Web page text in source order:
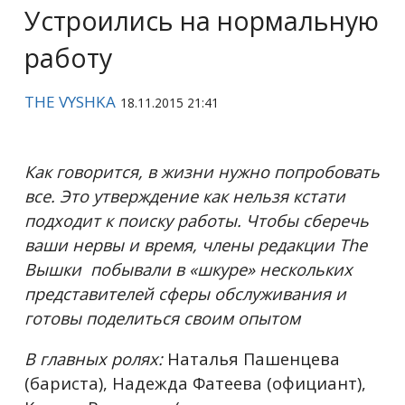
Устроились на нормальную
работу
THE VYSHKA 18.11.2015 21:41
Как говорится, в жизни нужно попробовать
все. Это утверждение как нельзя кстати
подходит к поиску работы. Чтобы сберечь
ваши нервы и время, члены редакции The
Вышки побывали в «шкуре» нескольких
представителей сферы обслуживания и
готовы поделиться своим опытом
В главных ролях:Наталья Пашенцева
(бариста), Надежда Фатеева (официант),